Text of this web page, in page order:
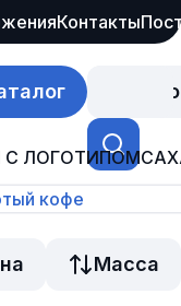
Контакты
С ЛОГОТИПОМ
кофе
Масса